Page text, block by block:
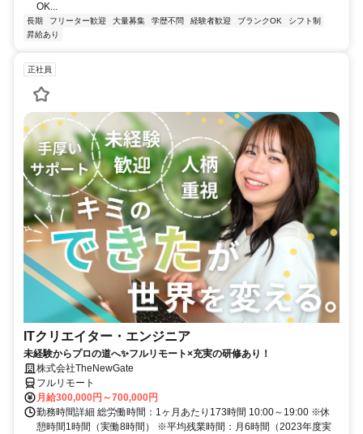
OK...
長期 フリーター歓迎 大量募集 学歴不問 経験者歓迎 ブランクOK
シフト制
昇給あり
正社員
ITクリエイター・エンジニア
未経験からプロの道へ✨フルリモート×充実の研修あり！
株式会社TheNewGate
フルリモート
月給300,000円～700,000円
勤務時間詳細 総労働時間：1ヶ月あたり173時間 10:00～19:00 ※休
憩時間1時間（実働8時間） ※平均残業時間：月6時間（2023年度実